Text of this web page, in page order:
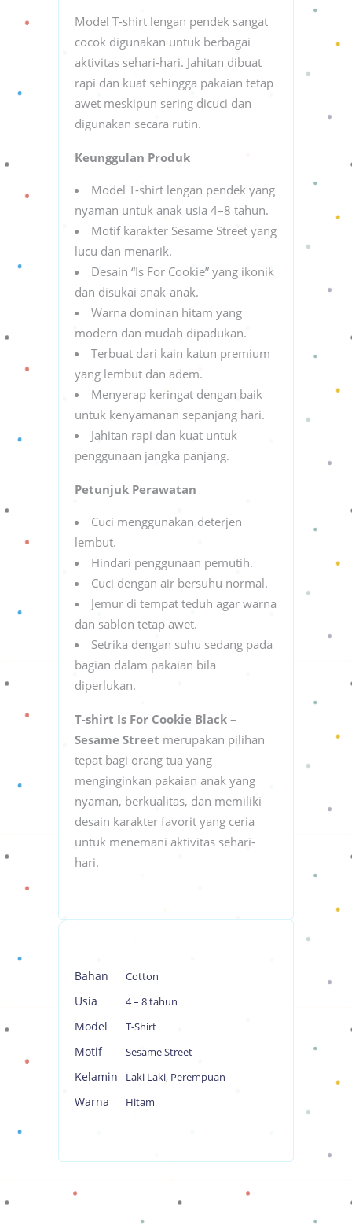
Model T-shirt lengan pendek sangat
cocok digunakan untuk berbagai
aktivitas sehari-hari. Jahitan dibuat
rapi dan kuat sehingga pakaian tetap
awet meskipun sering dicuci dan
digunakan secara rutin.
Keunggulan Produk
Model T-shirt lengan pendek yang
nyaman untuk anak usia 4–8 tahun.
Motif karakter Sesame Street yang
lucu dan menarik.
Desain “Is For Cookie” yang ikonik
dan disukai anak-anak.
Warna dominan hitam yang
modern dan mudah dipadukan.
Terbuat dari kain katun premium
yang lembut dan adem.
Menyerap keringat dengan baik
untuk kenyamanan sepanjang hari.
Jahitan rapi dan kuat untuk
penggunaan jangka panjang.
Petunjuk Perawatan
Cuci menggunakan deterjen
lembut.
Hindari penggunaan pemutih.
Cuci dengan air bersuhu normal.
Jemur di tempat teduh agar warna
dan sablon tetap awet.
Setrika dengan suhu sedang pada
bagian dalam pakaian bila
diperlukan.
T-shirt Is For Cookie Black –
Sesame Street merupakan pilihan
tepat bagi orang tua yang
menginginkan pakaian anak yang
nyaman, berkualitas, dan memiliki
desain karakter favorit yang ceria
untuk menemani aktivitas sehari-
hari.
Bahan Cotton
Usia 4 – 8 tahun
Model T-Shirt
Motif Sesame Street
Kelamin Laki Laki, Perempuan
Warna Hitam